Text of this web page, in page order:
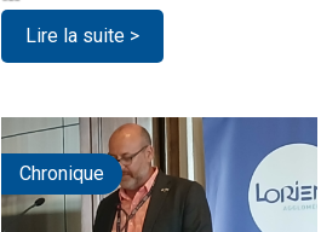
Lire la suite >
Chronique